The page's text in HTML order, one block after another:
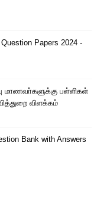
Papers 2024 -
மாணவா்களுக்கு பள்ளிகள்
விளக்கம்
Bank with Answers